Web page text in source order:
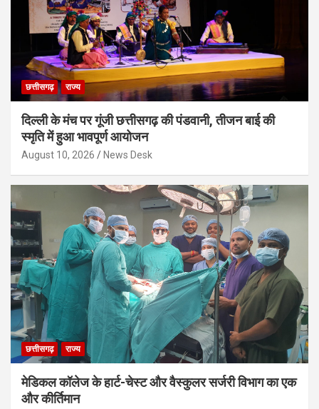
छत्तीसगढ़ राज्य
दिल्ली के मंच पर गूंजी छत्तीसगढ़ की पंडवानी, तीजन बाई की
स्मृति में हुआ भावपूर्ण आयोजन
August 10, 2026 News Desk
छत्तीसगढ़ राज्य
मेडिकल कॉलेज के हार्ट-चेस्ट और वैस्कुलर सर्जरी विभाग का एक
और कीर्तिमान